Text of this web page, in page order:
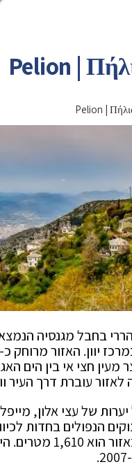
הררי בחבל מגנסיה
מעין חצי אי בין הים
עוברת דרך העיר
יערות של עצי אלון,
הנפולים בחדות
הגובה שנרשם באזור